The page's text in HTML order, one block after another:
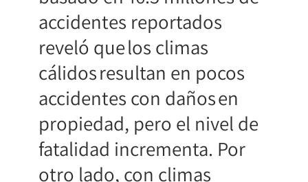
accidentes reportados
reveló que los climas
cálidos resultan en pocos
accidentes con daños en
propiedad, pero el nivel de
fatalidad incrementa. Por
otro lado, con climas